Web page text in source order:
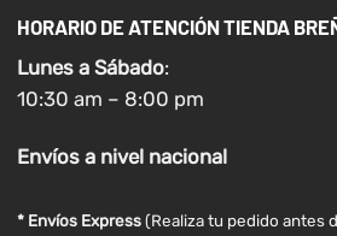
HORARIO DE ATENCIÓN TIENDA
Lunes a Sábado:
10:30 am – 8:00 pm
Envíosa nivel nacional
* Envíos Express(Realiza tu pedido antes